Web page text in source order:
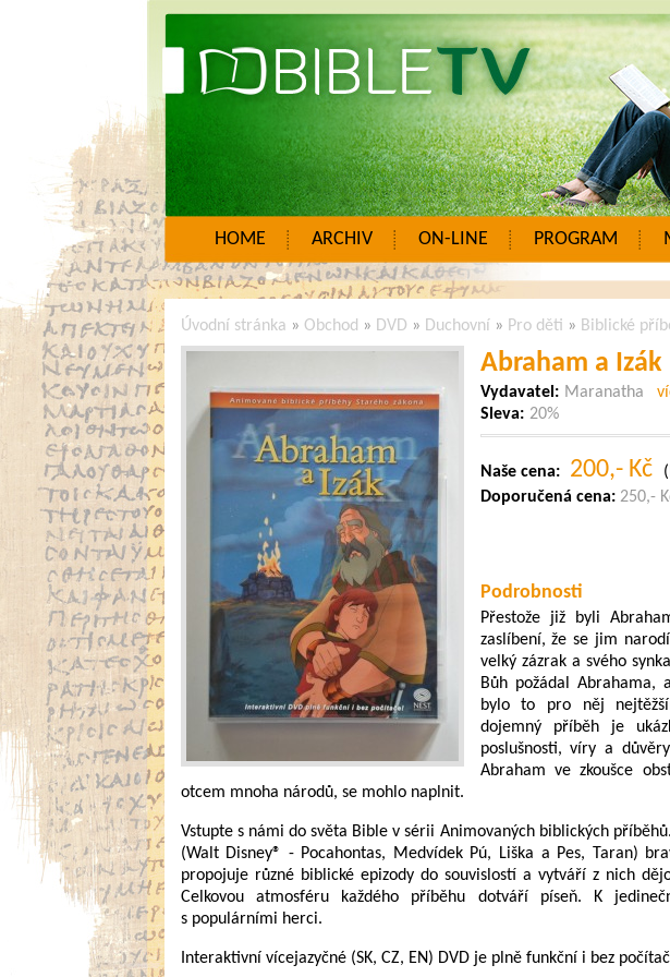
HOME ARCHIV ON-LINE PROGRAM
Úvodní stránka » Obchod » DVD » Duchovní » Pro děti » Biblické
Abraham a Izák
Vydavatel: Maranatha
Sleva: 20%
Naše cena: 200,- Kč
Doporučená cena: 250,-
Podrobnosti
Přestože již byli
zaslíbení, že se jim
velký zázrak a svého
Bůh požádal Abrahama,
bylo to pro něj
dojemný příběh je
poslušnosti, víry a
Abraham ve zkoušce
otcem mnoha národů, se mohlo naplnit.
Vstupte s námi do světa Bible v sérii Animovaných biblických
(Walt Disney® - Pocahontas, Medvídek Pú, Liška a Pes, Taran)
propojuje různé biblické epizody do souvislostí a vytváří z nich
Celkovou atmosféru každého příběhu dotváří píseň. K
s populárními herci.
Interaktivní vícejazyčné (SK, CZ, EN) DVD je plně funkční i bez